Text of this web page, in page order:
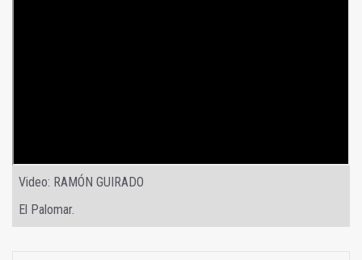
Video: RAMÓN GUIRADO
El Palomar.